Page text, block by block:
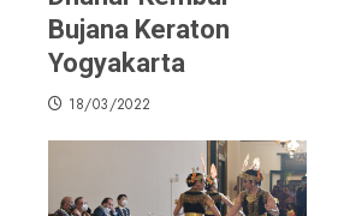
Bujana Keraton
Yogyakarta
18/03/2022